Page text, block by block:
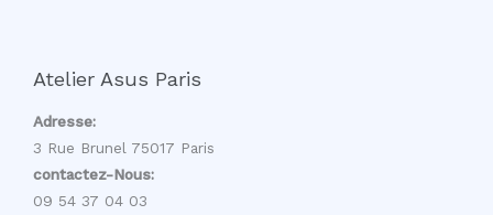
Atelier Asus Paris
Adresse:
3 Rue Brunel 75017 Paris
contactez-Nous:
09 54 37 04 03